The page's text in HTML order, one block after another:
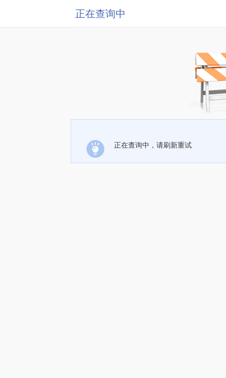
正在查询中
正在查询中，请刷新重试